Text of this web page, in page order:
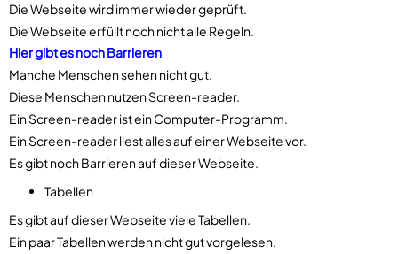
Die Webseite wird immer wieder geprüft.
Die Webseite erfüllt noch nicht alle Regeln.
Hier gibt es noch Barrieren
Manche Menschen sehen nicht gut.
Diese Menschen nutzen Screen-reader.
Ein Screen-reader ist ein Computer-Programm.
Ein Screen-reader liest alles auf einer Webseite vor.
Es gibt noch Barrieren auf dieser Webseite.
Tabellen
Es gibt auf dieser Webseite viele Tabellen.
Ein paar Tabellen werden nicht gut vorgelesen.